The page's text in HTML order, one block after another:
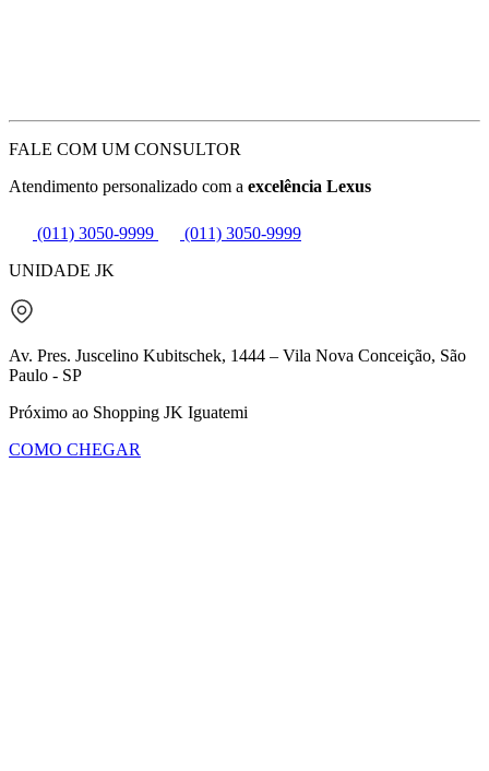
FALE COM UM CONSULTOR
Atendimento personalizado com a excelência Lexus
(011) 3050-9999
(011) 3050-9999
UNIDADE JK
Av. Pres. Juscelino Kubitschek, 1444 – Vila Nova Conceição, São
Paulo - SP
Próximo ao Shopping JK Iguatemi
COMO CHEGAR